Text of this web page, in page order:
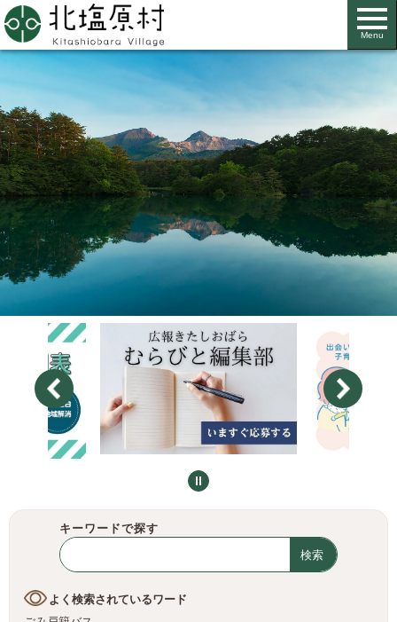
ペ
ー
ジ
の
で
す。
メ
ニ
ュ
ー
ば
し
て
本
文
へ
Menu
キーワードで探す
Google
カ
タ
ム
よく検索されているワード